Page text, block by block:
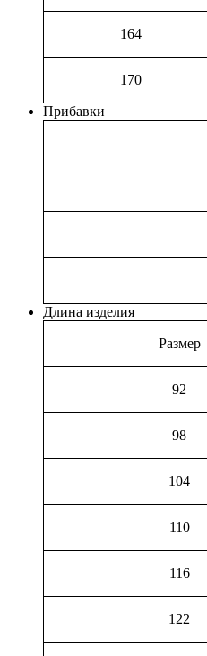
164
170
Прибавки
Длина изделия
Размер
92
98
104
110
116
122